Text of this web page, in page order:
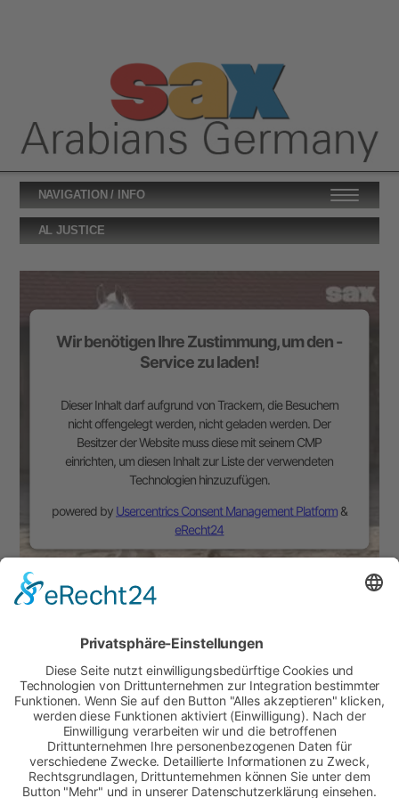
NAVIGATION / INFO
AL JUSTICE
Wir benötigen Ihre Zustimmung, um den -
Service zu laden!
Dieser Inhalt darf aufgrund von Trackern, die Besuchern
nicht offengelegt werden, nicht geladen werden. Der
Besitzer der Website muss diese mit seinem CMP
einrichten, um diesen Inhalt zur Liste der verwendeten
Technologien hinzuzufügen.
powered by Usercentrics Consent Management Platform&
eRecht24
Wir benötigen Ihre Zustimmung, um den -
Service zu laden!
Dieser Inhalt darf aufgrund von Trackern, die Besuchern
nicht offengelegt werden, nicht geladen werden. Der
Besitzer der Website muss diese mit seinem CMP
einrichten, um diesen Inhalt zur Liste der verwendeten